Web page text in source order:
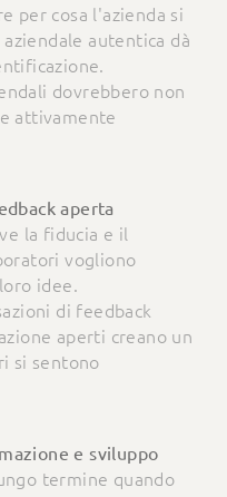
per cosa l'azienda si
autentica dà
dovrebbero non
attivamente
aperta
la fiducia e il
vogliono
idee.
di feedback
aperti creano un
si sentono
e sviluppo
termine quando